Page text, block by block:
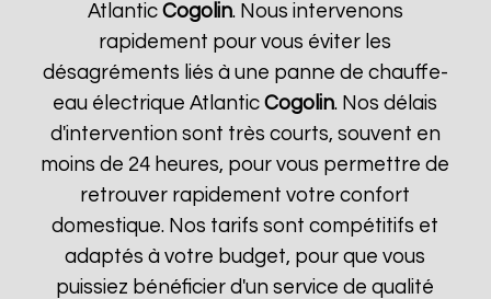
Atlantic Cogolin. Nous intervenons
rapidement pour vous éviter les
désagréments liés à une panne de chauffe-
eau électrique AtlanticCogolin. Nos délais
d'intervention sont très courts, souvent en
moins de 24 heures, pour vous permettre de
retrouver rapidement votre confort
domestique. Nos tarifs sont compétitifs et
adaptés à votre budget, pour que vous
puissiez bénéficier d'un service de qualité